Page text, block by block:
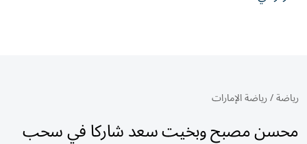
رياضة/رياضة الإمارات
محسن مصبح وبخيت سعد شاركا في سحب